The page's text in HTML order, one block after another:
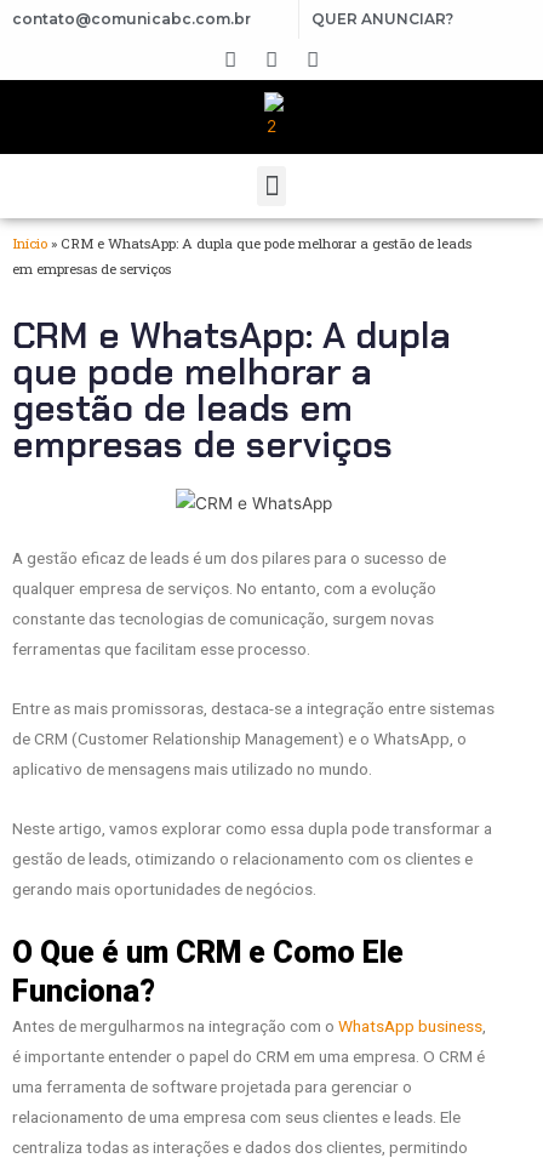
contato@comunicabc.com.br QUER ANUNCIAR?
Início » CRM e WhatsApp: A dupla que pode melhorar a gestão de leads
em empresas de serviços
CRM e WhatsApp: A dupla
que pode melhorar a
gestão de leads em
empresas de serviços
A gestão eficaz de leads é um dos pilares para o sucesso de
qualquer empresa de serviços. No entanto, com a evolução
constante das tecnologias de comunicação, surgem novas
ferramentas que facilitam esse processo.
Entre as mais promissoras, destaca-se a integração entre sistemas
de CRM (Customer Relationship Management) e o WhatsApp, o
aplicativo de mensagens mais utilizado no mundo.
Neste artigo, vamos explorar como essa dupla pode transformar a
gestão de leads, otimizando o relacionamento com os clientes e
gerando mais oportunidades de negócios.
O Que é um CRM e Como Ele
Funciona?
Antes de mergulharmos na integração com o WhatsApp business
é importante entender o papel do CRM em uma empresa. O CRM é
uma ferramenta de software projetada para gerenciar o
relacionamento de uma empresa com seus clientes e leads. Ele
centraliza todas as interações e dados dos clientes, permitindo